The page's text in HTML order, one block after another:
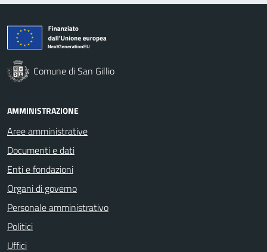
Comune di San Gillio
AMMINISTRAZIONE
Aree amministrative
Documenti e dati
Enti e fondazioni
Organi di governo
Personale amministrativo
Politici
Uffici